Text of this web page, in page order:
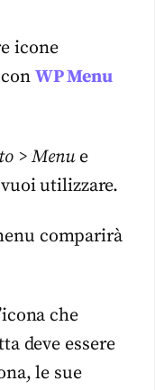
icone
WP Menu
> Menue
utilizzare.
comparirà
che
deve essere
le sue